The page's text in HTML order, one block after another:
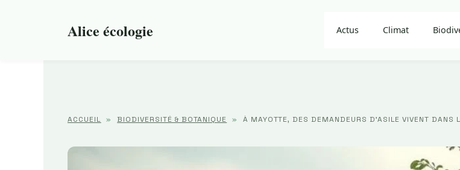
Alice écologie Actus Climat
ACCUEIL » BIODIVERSITÉ & BOTANIQUE » À MAYOTTE, DES DEMANDEURS D’ASILE VIVENT DANS